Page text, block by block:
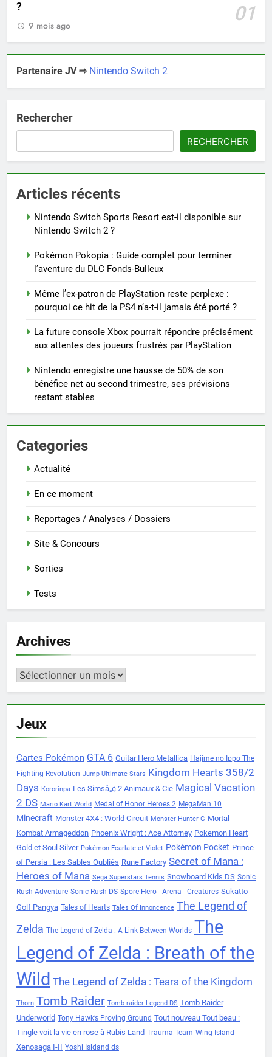
?
01
9 mois ago
Partenaire JV ⇨ Nintendo Switch 2
Rechercher
RECHERCHER
Articles récents
Nintendo Switch Sports Resort est-il disponible sur
Nintendo Switch 2 ?
Pokémon Pokopia : Guide complet pour terminer
l’aventure du DLC Fonds-Bulleux
Même l’ex-patron de PlayStation reste perplexe :
pourquoi ce hit de la PS4 n’a-t-il jamais été porté ?
La future console Xbox pourrait répondre précisément
aux attentes des joueurs frustrés par PlayStation
Nintendo enregistre une hausse de 50% de son
bénéfice net au second trimestre, ses prévisions
restant stables
Categories
Actualité
En ce moment
Reportages / Analyses / Dossiers
Site & Concours
Sorties
Tests
Archives
Archives
Jeux
Cartes Pokémon GTA 6 Guitar Hero Metallica Hajime no Ippo The
Fighting Revolution Jump Ultimate Stars Kingdom Hearts 358/2
Days Kororinpa Les Simsâ„¢ 2 Animaux & Cie Magical Vacation
2 DS Mario Kart World Medal of Honor Heroes 2 MegaMan 10
Minecraft Monster 4X4 : World Circuit Monster Hunter G Mortal
Kombat Armageddon Phoenix Wright : Ace Attorney Pokemon Heart
Gold et Soul Silver Pokémon Ecarlate et Violet Pokémon Pocket Prince
of Persia : Les Sables Oubliés Rune Factory Secret of Mana :
Heroes of Mana Sega Superstars Tennis Snowboard Kids DS Sonic
Rush Adventure Sonic Rush DS Spore Hero - Arena - Creatures Sukatto
Golf Pangya Tales of Hearts Tales Of Innoncence The Legend of
Zelda The Legend of Zelda : A Link Between Worlds The
Legend of Zelda : Breath of the
Wild The Legend of Zelda : Tears of the Kingdom
Thorn Tomb Raider Tomb raider Legend DS Tomb Raider
Underworld Tony Hawk’s Proving Ground Tout nouveau Tout beau :
Tingle voit la vie en rose à Rubis Land Trauma Team Wing Island
Xenosaga I-II Yoshi Isldand ds